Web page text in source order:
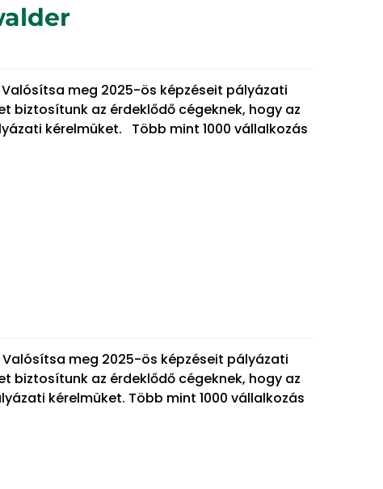
Valósítsa meg 2025-ös képzéseit pályázati
az érdeklődő cégeknek, hogy az
kérelmüket. Több mint 1000 vállalkozás
Valósítsa meg 2025-ös képzéseit pályázati
az érdeklődő cégeknek, hogy az
kérelmüket. Több mint 1000 vállalkozás